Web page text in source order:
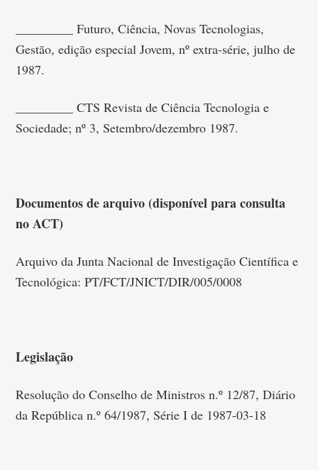
_________ Futuro, Ciência, Novas Tecnologias,
Gestão, edição especial Jovem, nº extra-série, julho de
1987.
_________ CTS Revista de Ciência Tecnologia e
Sociedade; nº 3, Setembro/dezembro 1987.
Documentos de arquivo (disponível para consulta
no ACT)
Arquivo da Junta Nacional de Investigação Científica e
Tecnológica: PT/FCT/JNICT/DIR/005/0008
Legislação
Resolução do Conselho de Ministros n.º 12/87, Diário
da República n.º 64/1987, Série I de 1987-03-18